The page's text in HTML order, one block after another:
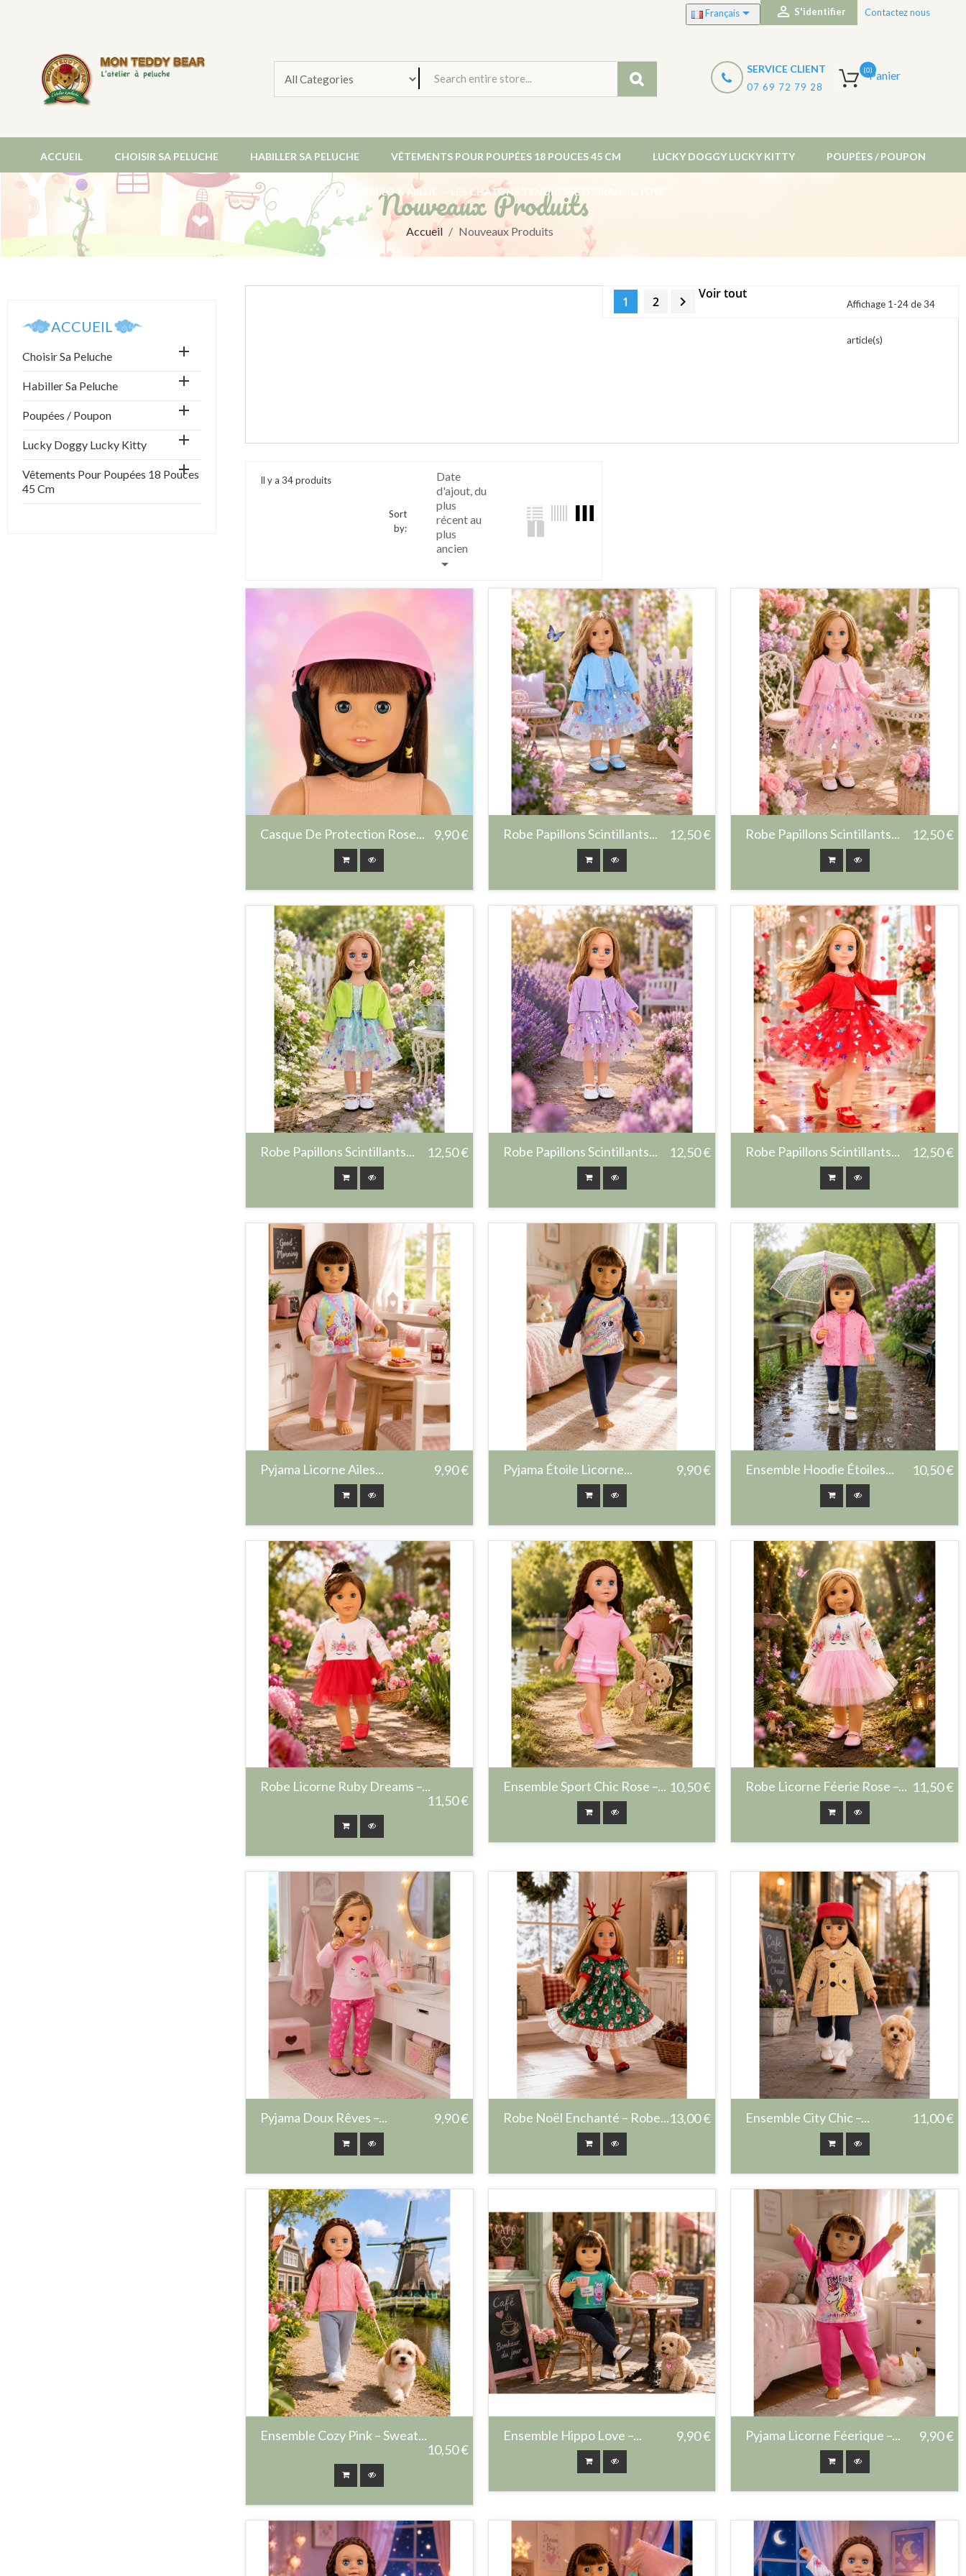
Français  S'identifier Contactez nous
Panier
(0)
SERVICE CLIENT
07 69 72 79 28
ACCUEIL CHOISIR SA PELUCHE HABILLER SA PELUCHE VÊTEMENTS POUR POUPÉES 18 POUCES 45 CM LUCKY DOGGY LUCKY KITTY POUPÉES / POUPON
COLLECTION MILO & MILLIE — LES CHATONS TENDRESSE D’ORANGE TOYS
Nouveaux Produits
Accueil Nouveaux Produits
ACCUEIL
Choisir Sa Peluche 
Habiller Sa Peluche 
Poupées / Poupon 
Lucky Doggy Lucky Kitty 
Vêtements Pour Poupées 18 Pouces
45 Cm

Il y a 34 produits
Sort
by:
Date
d'ajout, du
plus
récent au
plus
ancien

Affichage 1-24 de 34
article(s)
1 2  Voir tout
Casque De Protection Rose... 9,90 € Robe Papillons Scintillants... 12,50 € Robe Papillons Scintillants... 12,50 €
Robe Papillons Scintillants... 12,50 € Robe Papillons Scintillants... 12,50 € Robe Papillons Scintillants... 12,50 €
Pyjama Licorne Ailes... 9,90 € Pyjama Étoile Licorne... 9,90 € Ensemble Hoodie Étoiles... 10,50 €
Robe Licorne Ruby Dreams –...
11,50 €
Ensemble Sport Chic Rose –... 10,50 € Robe Licorne Féerie Rose –... 11,50 €
Pyjama Doux Rêves –... 9,90 € Robe Noël Enchanté – Robe...13,00 € Ensemble City Chic –... 11,00 €
Ensemble Cozy Pink – Sweat...
10,50 €
Ensemble Hippo Love –... 9,90 € Pyjama Licorne Féerique –... 9,90 €